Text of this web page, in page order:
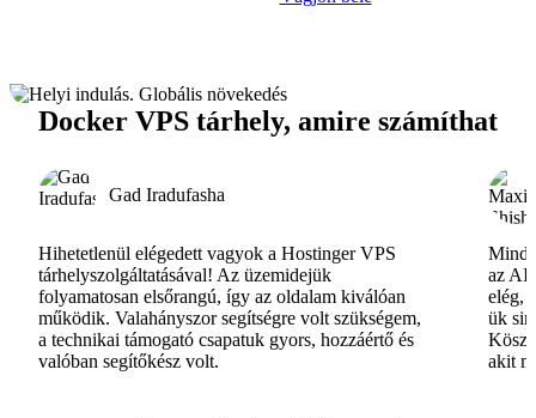
Docker VPS tárhely, amire számíthat
Gad Iradufasha
Hihetetlenül elégedett vagyok a Hostinger VPS
tárhelyszolgáltatásával! Az üzemidejük
folyamatosan elsőrangú, így az oldalam kiválóan
működik. Valahányszor segítségre volt szükségem,
a technikai támogató csapatuk gyors, hozzáértő és
valóban segítőkész volt.
az AI-
elég,
ük
akit